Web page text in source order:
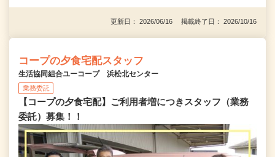
更新日： 2026/06/16 掲載終了日： 2026/10/16
コープの夕食宅配スタッフ
生活協同組合ユーコープ 浜松北センター
業務委託
【コープの夕食宅配】ご利用者増につきスタッフ（業務
委託）募集！！